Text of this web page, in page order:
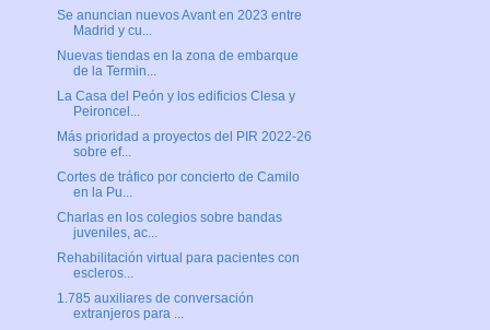
Se anuncian nuevos Avant en 2023 entre
Madrid y cu...
Nuevas tiendas en la zona de embarque
de la Termin...
La Casa del Peón y los edificios Clesa y
Peironcel...
Más prioridad a proyectos del PIR 2022-26
sobre ef...
Cortes de tráfico por concierto de Camilo
en la Pu...
Charlas en los colegios sobre bandas
juveniles, ac...
Rehabilitación virtual para pacientes con
escleros...
1.785 auxiliares de conversación
extranjeros para ...